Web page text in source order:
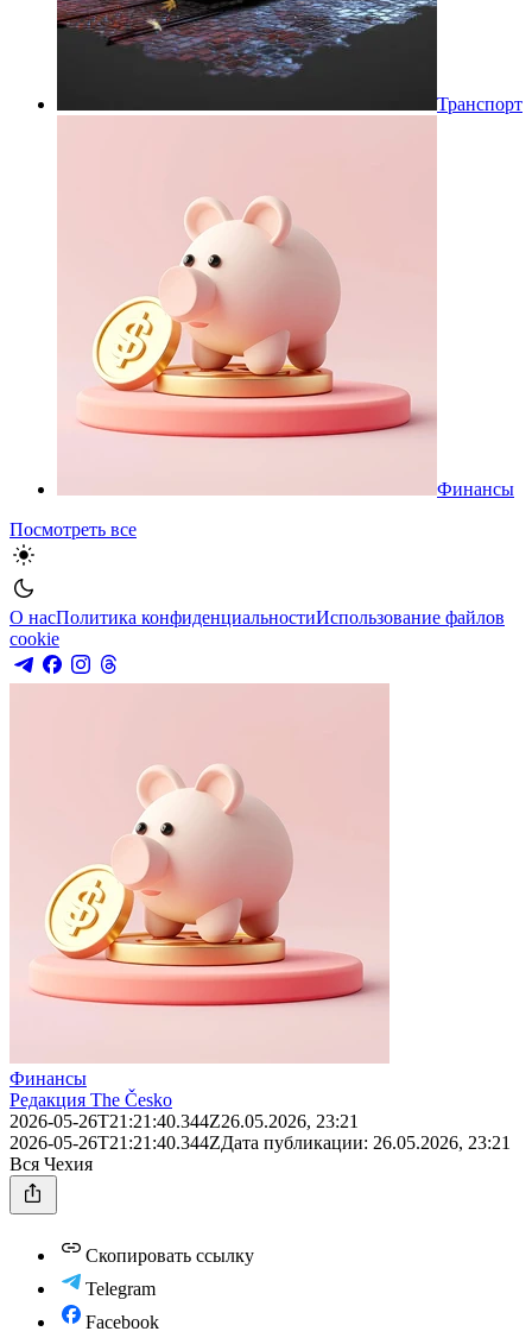
Транспорт
Финансы
Посмотреть все
О насПолитика конфиденциальностиИспользование файлов
cookie
Финансы
Редакция The Česko
2026-05-26T21:21:40.344Z26.05.2026, 23:21
2026-05-26T21:21:40.344ZДата публикации: 26.05.2026, 23:21
Вся Чехия
Скопировать ссылку
Telegram
Facebook